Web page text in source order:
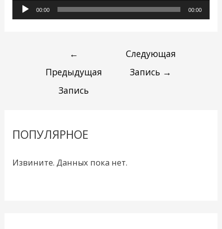
Аудиоплеер
00:00 00:00
←
Предыдущая
Запись
Следующая
Запись →
ПОПУЛЯРНОЕ
Извините. Данных пока нет.